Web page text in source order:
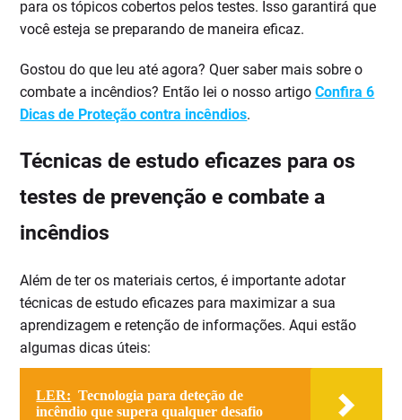
para os tópicos cobertos pelos testes. Isso garantirá que
você esteja se preparando de maneira eficaz.
Gostou do que leu até agora? Quer saber mais sobre o
combate a incêndios? Então lei o nosso artigoConfira 6
Dicas de Proteção contra incêndios.
Técnicas de estudo eficazes para os
testes de prevenção e combate a
incêndios
Além de ter os materiais certos, é importante adotar
técnicas de estudo eficazes para maximizar a sua
aprendizagem e retenção de informações. Aqui estão
algumas dicas úteis:
LER: Tecnologia para deteção de
incêndio que supera qualquer desafio